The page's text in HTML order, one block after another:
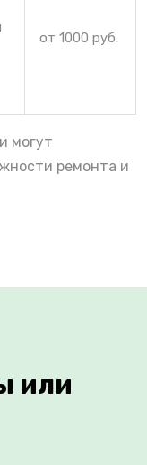
от 1000 руб.
могут
ремонта и
или